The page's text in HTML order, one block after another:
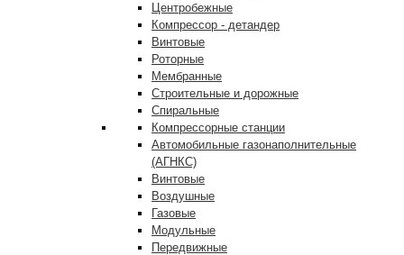
Центробежные
Компрессор - детандер
Винтовые
Роторные
Мембранные
Строительные и дорожные
Спиральные
Компрессорные станции
Автомобильные газонаполнительные
(АГНКС)
Винтовые
Воздушные
Газовые
Модульные
Передвижные